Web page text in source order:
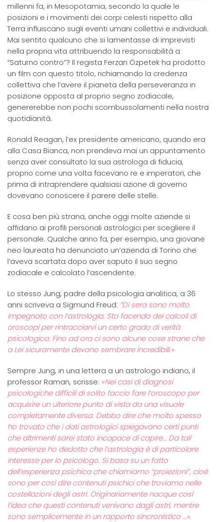
millenni fa, in Mesopotamia, secondo la quale le
posizioni e i movimenti dei corpi celesti rispetto alla
Terra influiscano sugli eventi umani collettivi e individuali.
Mai sentito qualcuno che si lamentasse di imprevisti
nella propria vita attribuendo la responsabilità a
“Saturno contro”? Il regista Ferzan Özpetek ha prodotto
un film con questo titolo, richiamando la credenza
collettiva che l’avere il pianeta della perseveranza in
posizione opposta al proprio segno zodiacale,
genererebbe non pochi scombussolamenti nella nostra
quotidianità.
Ronald Reagan, l’ex presidente americano, quando era
alla Casa Bianca, non prendeva mai un appuntamento
senza aver consultato la sua astrologa di fiducia,
proprio come una volta facevano re e imperatori, che
prima di intraprendere qualsiasi azione di governo
dovevano conoscere il parere delle stelle.
E cosa ben più strana, anche oggi molte aziende si
affidano ai profili personali astrologici per scegliere il
personale. Qualche anno fa, per esempio, una giovane
neo laureata ha denunciato un’azienda di Torino che
l’aveva scartata dopo aver saputo il suo segno
zodiacale e calcolato l’ascendente.
Lo stesso Jung, padre della psicologia analitica, a 36
anni scriveva a Sigmund Freud: “Di sera sono molto
impegnato con l’astrologia. Sto facendo dei calcoli di
oroscopi per rintracciarvi un certo grado di verità
psicologica. Fino ad ora ci sono alcune cose strane che
a Lei sicuramente devono sembrare incredibili.»
Sempre Jung, in una lettera a un astrologo indiano, il
professor Raman, scrisse: «Nei casi di diagnosi
psicologiche difficili di solito faccio fare l’oroscopo per
acquisire un ulteriore punto di vista da una visuale
completamente diversa. Debbo dire che molto spesso
ho trovato che i dati astrologici spiegavano certi punti
che altrimenti sarei stato incapace di capire… Da tali
esperienze ho dedotto che l’astrologia è di particolare
interesse per lo psicologo. Si basa su un fatto
dell’esperienza psichica che chiamiamo “proiezioni”, cioè
sono per così dire contenuti psichici che troviamo nelle
costellazioni degli astri. Originariamente nacque così
l’idea che questi contenuti venivano dagli astri, mentre
sono semplicemente in un rapporto sincronistico …».